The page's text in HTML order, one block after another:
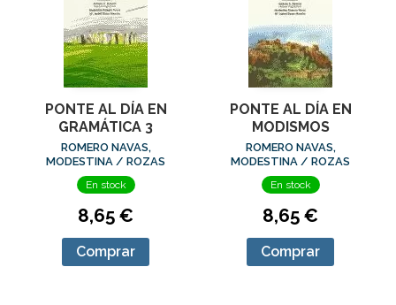
PONTE AL DÍA EN
GRAMÁTICA 3
ROMERO NAVAS,
MODESTINA / ROZAS
MANCHA, ISABEL
En stock
8,65 €
Comprar
PONTE AL DÍA EN
MODISMOS
ROMERO NAVAS,
MODESTINA / ROZAS
MANCHA, ISABEL
En stock
8,65 €
Comprar